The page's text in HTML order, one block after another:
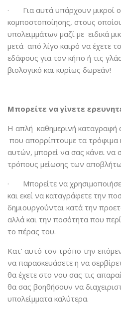
· Για αυτά υπάρχουν μικροί
κομποστοποίησης, στους
υπολειμμάτων μαζί με ειδικά
μετά από λίγο καιρό να έχετε
εδάφους για τον κήπο ή τις
βιολογικό και κυρίως δωρεάν!
Μπορείτε να γίνετε
Η απλή καθημερινή καταγραφή
που απορρίπτουμε τα τρόφιμα
αυτών, μπορεί να σας κάνει να
τρόπους μείωσης των
· Μπορείτε να
και εκεί να καταγράφετε την
δημιουργούνται κατά την
αλλά και την ποσότητα που
το πέρας του.
Κατ’ αυτό τον τρόπο την
να παρασκευάσετε η να
θα έχετε στο νου σας τις
θα σας βοηθήσουν να
υπολείμματα καλύτερα.